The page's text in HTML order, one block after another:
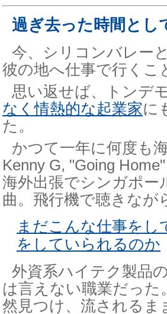
過ぎ去った時間とし
今、シリコンバレー
彼の地へ仕事で行く
思い返せば、トンデ
なく情熱的な起業家に
た。
かつて一年に何度も
Kenny G, "Going
海外出張でシンガポー
曲。飛行機で聴きな
まだこんな仕事を
をしていられるのか
外資系ハイテク製品
は言えない職業だった
然見つけ、流されるま